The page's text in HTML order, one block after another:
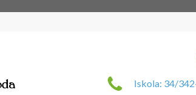
Szent Imre Római
Iskola: 34/